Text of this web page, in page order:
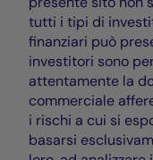
tutti i tipi di
finanziari può
investitori sono
attentamente la
commerciale
i rischi a cui si
basarsi